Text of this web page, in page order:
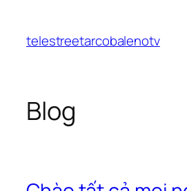
phầntelestreetarcobalenotv
Blog